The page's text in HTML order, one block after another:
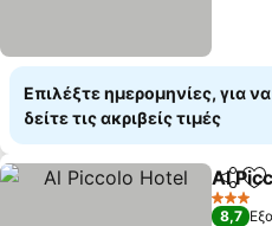
Επιλέξτε ημερομηνίες, για να
δείτε τις ακριβείς τιμές
Al
3 Αστέρια
8,7